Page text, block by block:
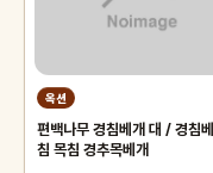
옥션
편백나무 경침베개 대 / 경침
침 목침 경추목베개